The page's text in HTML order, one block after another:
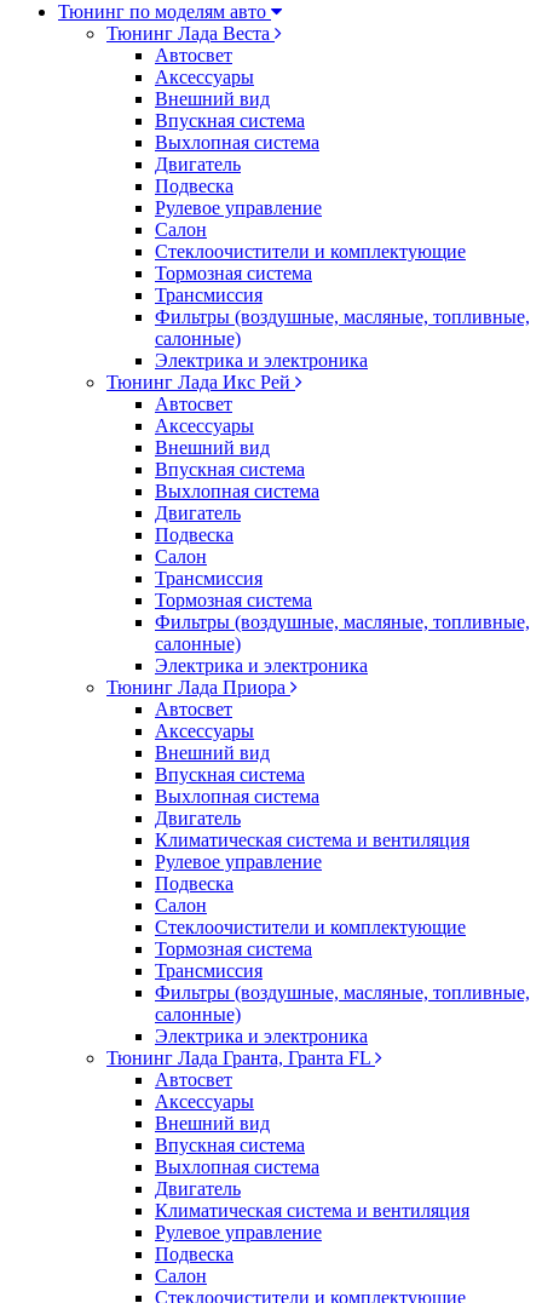
Тюнинг по моделям авто
Тюнинг Лада Веста
Автосвет
Аксессуары
Внешний вид
Впускная система
Выхлопная система
Двигатель
Подвеска
Рулевое управление
Салон
Стеклоочистители и комплектующие
Тормозная система
Трансмиссия
Фильтры (воздушные, масляные, топливные,
салонные)
Электрика и электроника
Тюнинг Лада Икс Рей
Автосвет
Аксессуары
Внешний вид
Впускная система
Выхлопная система
Двигатель
Подвеска
Салон
Трансмиссия
Тормозная система
Фильтры (воздушные, масляные, топливные,
салонные)
Электрика и электроника
Тюнинг Лада Приора
Автосвет
Аксессуары
Внешний вид
Впускная система
Выхлопная система
Двигатель
Климатическая система и вентиляция
Рулевое управление
Подвеска
Салон
Стеклоочистители и комплектующие
Тормозная система
Трансмиссия
Фильтры (воздушные, масляные, топливные,
салонные)
Электрика и электроника
Тюнинг Лада Гранта, Гранта FL
Автосвет
Аксессуары
Внешний вид
Впускная система
Выхлопная система
Двигатель
Климатическая система и вентиляция
Рулевое управление
Подвеска
Салон
Стеклоочистители и комплектующие